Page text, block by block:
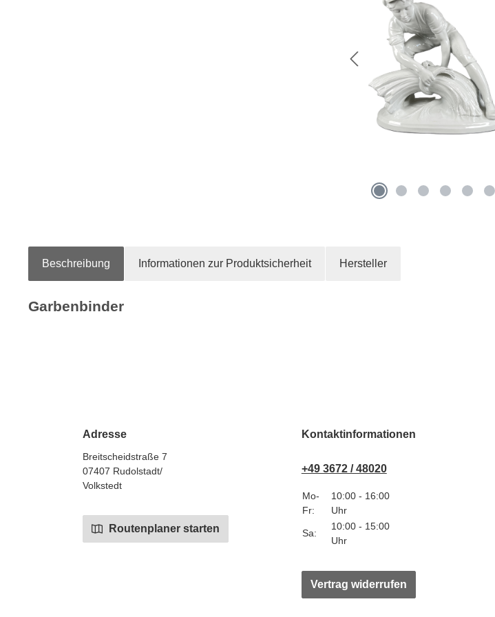
Beschreibung Informationen zur Produktsicherheit Hersteller
Garbenbinder
Adresse
Breitscheidstraße 7
07407 Rudolstadt/
Volkstedt
Routenplaner starten
Kontaktinformationen
+49 3672 / 48020
Mo-
Fr:
10:00 - 16:00
Uhr
Sa:
10:00 - 15:00
Uhr
Vertrag widerrufen